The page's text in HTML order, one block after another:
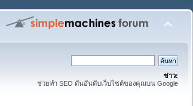
ข่าว:
ช่วยทำ SEO ดันอันดับเว็บไซต์ของคุณบน Google